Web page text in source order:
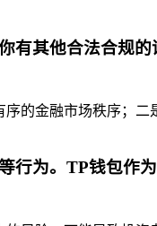
有其他合法合规
的金融市场秩序；二
行为。TP钱包作